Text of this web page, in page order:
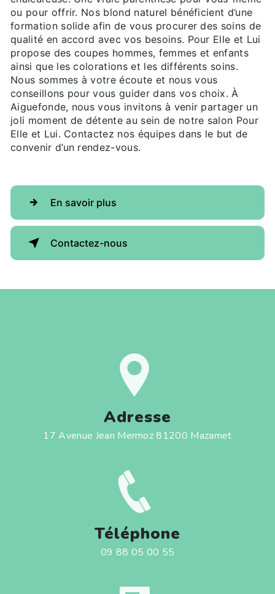
ou pour offrir. Nos blond naturel bénéficient d’une
formation solide afin de vous procurer des soins de
qualité en accord avec vos besoins. Pour Elle et Lui
propose des coupes hommes, femmes et enfants
ainsi que les colorations et les différents soins.
Nous sommes à votre écoute et nous vous
conseillons pour vous guider dans vos choix. À
Aiguefonde, nous vous invitons à venir partager un
joli moment de détente au sein de notre salon Pour
Elle et Lui. Contactez nos équipes dans le but de
convenir d’un rendez-vous.
En savoir plus
Contactez-nous
Adresse
17 Avenue Jean Mermoz 81200 Mazamet
Téléphone
09 88 05 00 55